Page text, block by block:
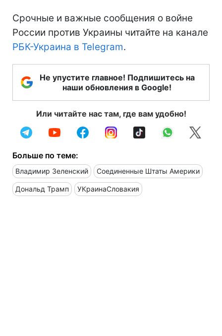
Срочные и важные сообщения о войне
России против Украины читайте на канале
РБК-Украина в Telegram.
Не упустите главное! Подпишитесь на
наши обновления в Google!
Или читайте нас там, где вам удобно!
Больше по теме:
Владимир Зеленский Соединенные Штаты Америки
Дональд Трамп УКраинаСловакия